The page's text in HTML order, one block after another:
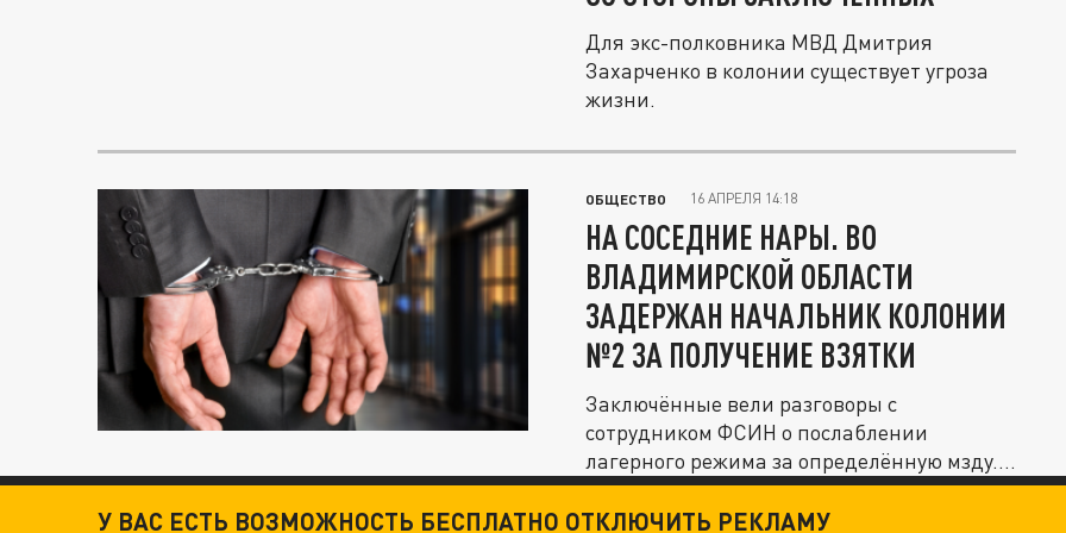
Для экс-полковника МВД Дмитрия
Захарченко в колонии существует угроза
жизни.
ОБЩЕСТВО 16 АПРЕЛЯ 14:18
НА СОСЕДНИЕ НАРЫ. ВО
ВЛАДИМИРСКОЙ ОБЛАСТИ
ЗАДЕРЖАН НАЧАЛЬНИК КОЛОНИИ
№2 ЗА ПОЛУЧЕНИЕ ВЗЯТКИ
Заключённые вели разговоры с
сотрудником ФСИН о послаблении
лагерного режима за определённую мзду.
Нашлись в...
У ВАС ЕСТЬ ВОЗМОЖНОСТЬ БЕСПЛАТНО ОТКЛЮЧИТЬ РЕКЛАМУ